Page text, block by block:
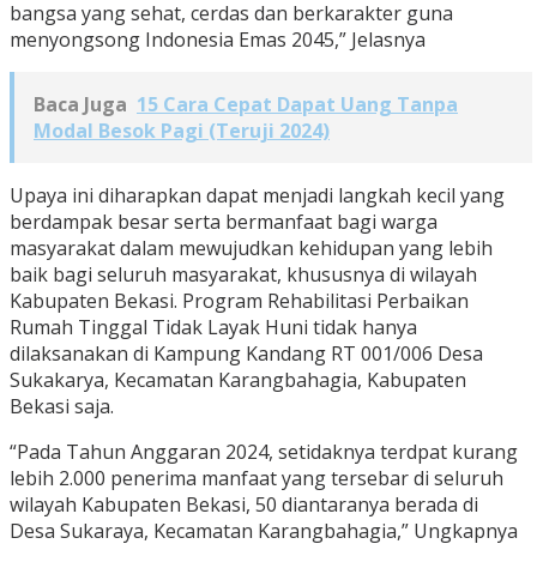
bangsa yang sehat, cerdas dan berkarakter guna
menyongsong Indonesia Emas 2045,” Jelasnya
Baca Juga 15 Cara Cepat Dapat Uang Tanpa
Modal Besok Pagi (Teruji 2024)
Upaya ini diharapkan dapat menjadi langkah kecil yang
berdampak besar serta bermanfaat bagi warga
masyarakat dalam mewujudkan kehidupan yang lebih
baik bagi seluruh masyarakat, khususnya di wilayah
Kabupaten Bekasi. Program Rehabilitasi Perbaikan
Rumah Tinggal Tidak Layak Huni tidak hanya
dilaksanakan di Kampung Kandang RT 001/006 Desa
Sukakarya, Kecamatan Karangbahagia, Kabupaten
Bekasi saja.
“Pada Tahun Anggaran 2024, setidaknya terdpat kurang
lebih 2.000 penerima manfaat yang tersebar di seluruh
wilayah Kabupaten Bekasi, 50 diantaranya berada di
Desa Sukaraya, Kecamatan Karangbahagia,” Ungkapnya